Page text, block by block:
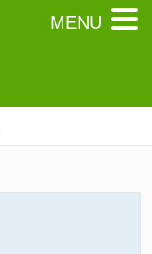
MENU